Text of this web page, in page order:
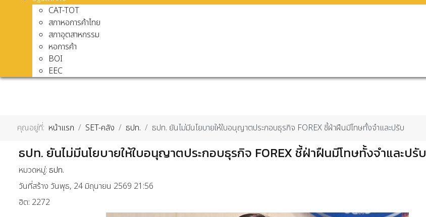
CAT-TOT
สภาหอการค้าไทย
สภาอุตสาหกรรม
หอการค้า
BOI
EEC
คุณอยู่ที่: หน้าแรก SET-คลัง ธปท. ธปท. ยันไม่มีนโยบายให้ใบอนุญาตประกอบธุรกิจ FOREX ชี้ฝ่าฝืนมีโทษทั้งจำและปรับ
ธปท. ยันไม่มีนโยบายให้ใบอนุญาตประกอบธุรกิจ FOREX ชี้ฝ่าฝืนมีโทษทั้งจำและปรับ
หมวดหมู่: ธปท.
วันที่สร้าง วันพุธ, 24 มิถุนายน 2569 21:56
ฮิต: 2272